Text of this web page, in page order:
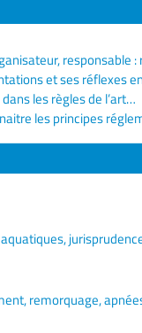
responsable
et ses réflexes
les règles de l’art…
les principes
remorquage,